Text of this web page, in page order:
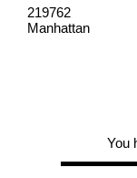
Manhattan
219762
You